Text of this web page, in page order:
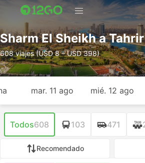
Sharm El Sheikh a Tahrir
608 viajes (USD 8 – USD 398)
mar. 11 ago mié. 12 ago
Todos608 103 471
Recomendado